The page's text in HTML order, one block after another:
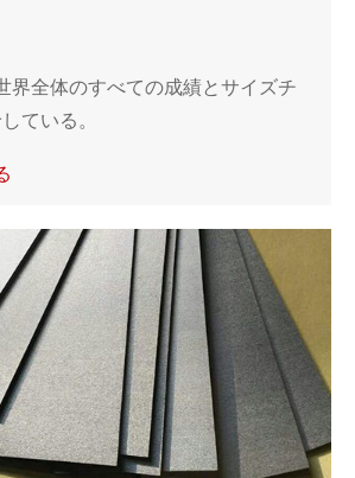
界全体のすべての成績とサイズチ
ている。